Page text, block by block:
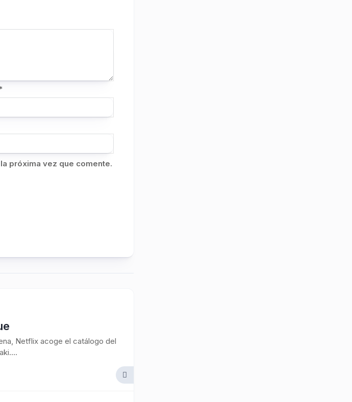
próxima vez que comente.
Netflix acoge el catálogo del